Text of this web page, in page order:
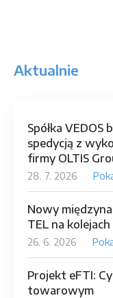
Aktualnie
Spółka
spedycją z
firmy OLTIS
28. 7. 2026
Nowy
TEL na
26. 6. 2026
Projekt eFTI:
towarowym